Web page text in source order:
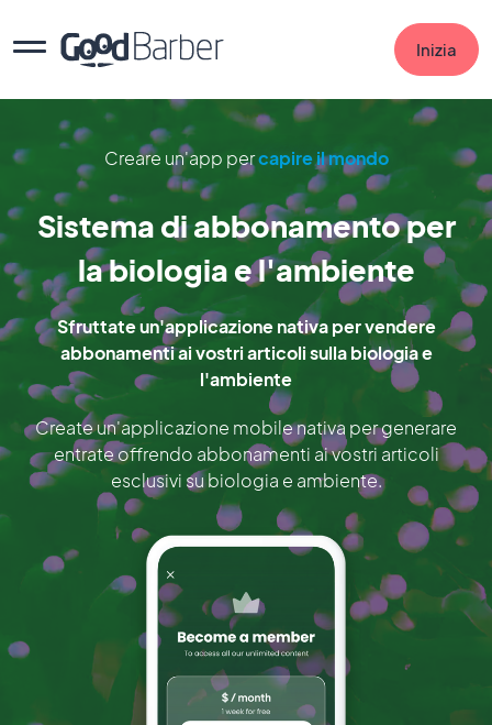
Inizia
Creare un'app percapire il mondo
Sistema di abbonamento per
la biologia e l'ambiente
Sfruttate un'applicazione nativa per vendere
abbonamenti ai vostri articoli sulla biologia e
l'ambiente
Create un'applicazione mobile nativa per generare
entrate offrendo abbonamenti ai vostri articoli
esclusivi su biologia e ambiente.